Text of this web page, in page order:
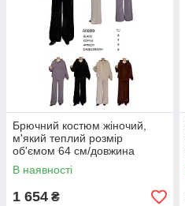
Брючний костюм жіночий,
м'який теплий розмір
об'ємом 64 см/довжина
штанів 105 см (4 кв) "BETSY"
недорого від прямого
постачальника
В наявності
1 654 ₴